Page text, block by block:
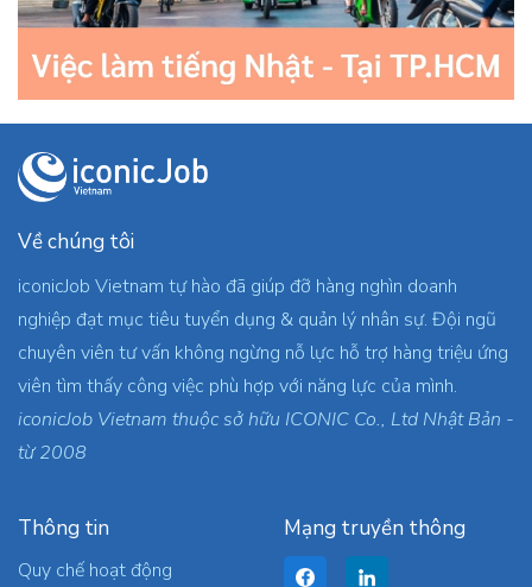
Về chúng tôi
iconicJob Vietnam tự hào đã giúp đỡ hàng nghìn doanh
nghiệp đạt mục tiêu tuyển dụng & quản lý nhân sự. Đội ngũ
chuyên viên tư vấn không ngừng nỗ lực hỗ trợ hàng triệu ứng
viên tìm thấy công việc phù hợp với năng lực của mình.
iconicJob Vietnam thuộc sở hữu ICONIC Co., Ltd Nhật Bản -
từ 2008
Thông tin
Quy chế hoạt động
Mạng truyền thông